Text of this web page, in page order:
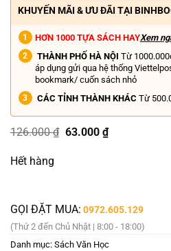
KHUYẾN MÃI & ƯU ĐÃI TẠI
HƠN 1000 TỰA SÁCH HAYXem
THÀNH PHỐ HÀ NỘI Từ
áp dụng gửi qua hệ thống
bookmark/ cuốn sách nhỏ
CÁC TỈNH THÀNH KHÁC Từ
126.000₫ Giá
63.000 ₫Giá
hiện
Hết hàng
GỌI ĐẶT MUA: 0972.605.129
(Thứ 2 đến Chủ Nhật | 8:00 - 18:00)
Danh mục: Sách Văn Học